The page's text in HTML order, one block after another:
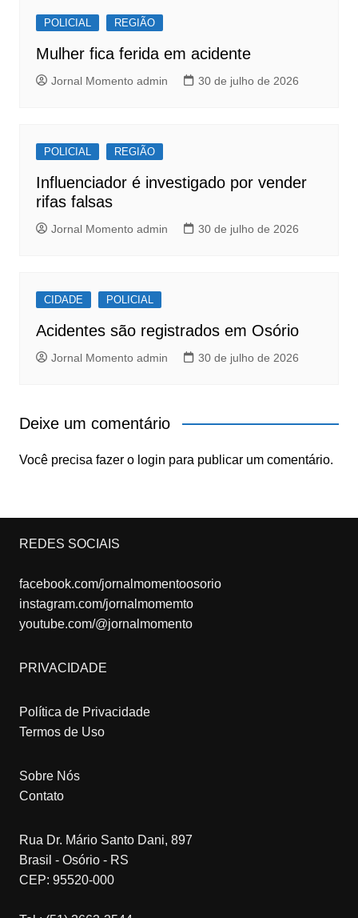
o
o
k
p
p
POLICIAL REGIÃO
Mulher fica ferida em acidente
Jornal Momento admin 30 de julho de 2026
POLICIAL REGIÃO
Influenciador é investigado por vender
rifas falsas
Jornal Momento admin 30 de julho de 2026
CIDADE POLICIAL
Acidentes são registrados em Osório
Jornal Momento admin 30 de julho de 2026
Deixe um comentário
Você precisa fazer o login para publicar um comentário.
REDES SOCIAIS
facebook.com/jornalmomentoosorio
instagram.com/jornalmomemto
youtube.com/@jornalmomento
PRIVACIDADE
Política de Privacidade
Termos de Uso
Sobre Nós
Contato
Rua Dr. Mário Santo Dani, 897
Brasil - Osório - RS
CEP: 95520-000